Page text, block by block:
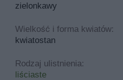
zielonkawy
Wielkość i forma kwiatów:
kwiatostan
Rodzaj ulistnienia:
liściaste